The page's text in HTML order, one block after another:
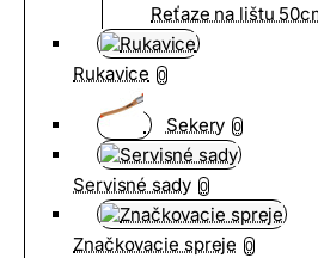
Reťaze na lištu
Rukavice 0
Sekery 0
Servisné sady 0
Značkovacie spreje 0